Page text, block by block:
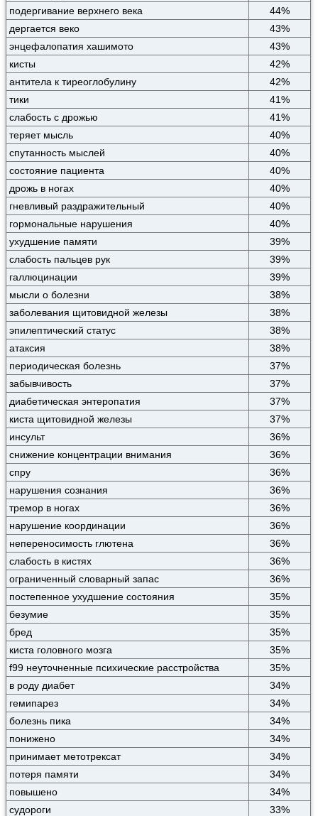
подергивание верхнего века
44%
дергается веко
43%
энцефалопатия хашимото
43%
кисты
42%
антитела к тиреоглобулину
42%
тики
41%
слабость с дрожью
41%
теряет мысль
40%
спутанность мыслей
40%
состояние пациента
40%
дрожь в ногах
40%
гневливый раздражительный
40%
гормональные нарушения
40%
ухудшение памяти
39%
слабость пальцев рук
39%
галлюцинации
39%
мысли о болезни
38%
заболевания щитовидной железы
38%
эпилептический статус
38%
атаксия
38%
периодическая болезнь
37%
забывчивость
37%
диабетическая энтеропатия
37%
киста щитовидной железы
37%
инсульт
36%
снижение концентрации внимания
36%
спру
36%
нарушения сознания
36%
тремор в ногах
36%
нарушение координации
36%
непереносимость глютена
36%
слабость в кистях
36%
ограниченный словарный запас
36%
постепенное ухудшение состояния
35%
безумие
35%
бред
35%
киста головного мозга
35%
f99 неуточненные психические расстройства
35%
в роду диабет
34%
гемипарез
34%
болезнь пика
34%
понижено
34%
принимает метотрексат
34%
потеря памяти
34%
повышено
34%
судороги
33%